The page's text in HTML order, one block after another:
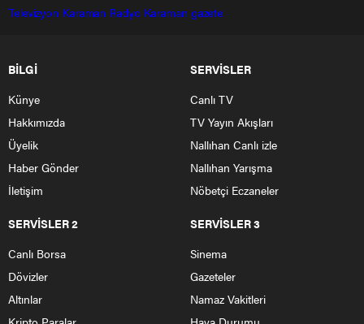
Televizyon Karaman Radyo Karaman gazete
BİLGİ
Künye
Hakkımızda
Üyelik
Haber Gönder
İletişim
SERVİSLER
Canlı TV
TV Yayın Akışları
Nallıhan Canlı izle
Nallıhan Yarışma
Nöbetçi Eczaneler
SERVİSLER 2
Canlı Borsa
Dövizler
Altınlar
SERVİSLER 3
Sinema
Gazeteler
Namaz Vakitleri